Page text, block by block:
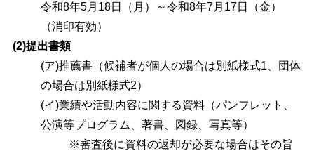
令和8年5月18日（月）～令和8年7月17日（金）
（消印有効）
(2)提出書類
(ア)推薦書（候補者が個人の場合は別紙様式1、団体
の場合は別紙様式2）
(イ)業績や活動内容に関する資料（パンフレット、
公演等プログラム、著書、図録、写真等）
※審査後に資料の返却が必要な場合はその旨